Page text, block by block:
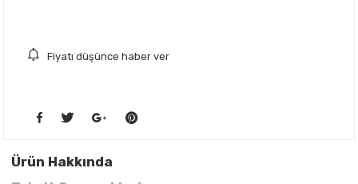
Fiyatı düşünce haber ver
Ürün Hakkında